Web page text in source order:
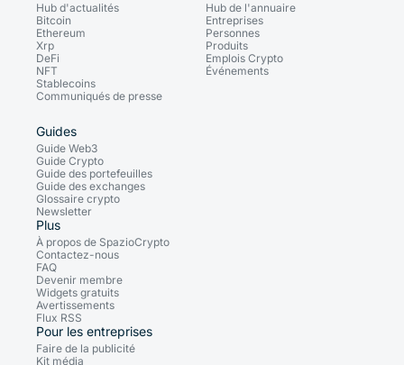
Hub d'actualités
Bitcoin
Ethereum
Xrp
DeFi
NFT
Stablecoins
Communiqués de presse
Hub de l'annuaire
Entreprises
Personnes
Produits
Emplois Crypto
Événements
Guides
Guide Web3
Guide Crypto
Guide des portefeuilles
Guide des exchanges
Glossaire crypto
Newsletter
Plus
À propos de SpazioCrypto
Contactez-nous
FAQ
Devenir membre
Widgets gratuits
Avertissements
Flux RSS
Pour les entreprises
Faire de la publicité
Kit média